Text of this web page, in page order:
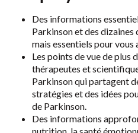
Des informations
Parkinson et des dizaines
mais essentiels pour vous
Les points de vue de plus
thérapeutes et
Parkinson qui partagent
stratégies et des idées
de Parkinson.
Des informations